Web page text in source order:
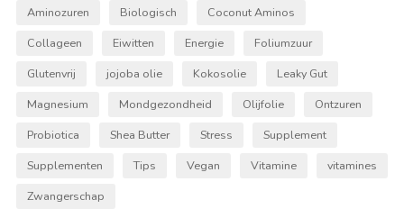
Aminozuren Biologisch
Coconut Aminos
Collageen
Eiwitten Energie
Foliumzuur
Glutenvrij
jojoba olie Kokosolie
Leaky Gut
Magnesium
Mondgezondheid Olijfolie
Ontzuren
Probiotica
Shea Butter Stress
Supplement
Supplementen
Tips Vegan Vitamine
vitamines
Zwangerschap